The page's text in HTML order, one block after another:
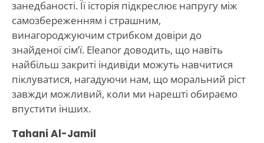
занедбаності. Її історія підкреслює напругу між
самозбереженням і страшним,
винагороджуючим стрибком довіри до
знайденої сім’ї. Eleanor доводить, що навіть
найбільш закриті індивіди можуть навчитися
піклуватися, нагадуючи нам, що моральний ріст
завжди можливий, коли ми нарешті обираємо
впустити інших.
Tahani Al-Jamil